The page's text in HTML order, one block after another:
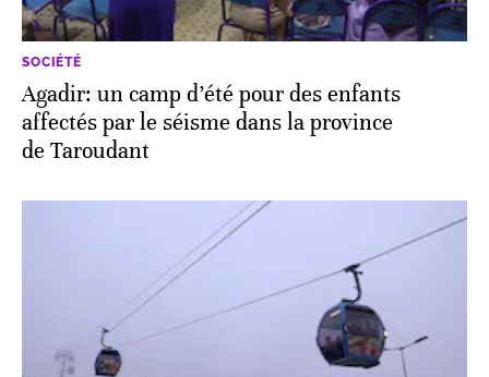
SOCIÉTÉ
Agadir: un camp d’été pour des enfants
affectés par le séisme dans la province
de Taroudant